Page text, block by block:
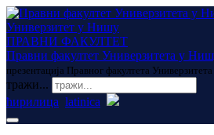
Универзитет у Нишу
ПРАВНИ ФАКУЛТЕТ
Правни факултет Универзитета у
презентација Правног факултета
тражи...
ћирилица latinica